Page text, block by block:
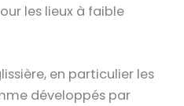
les lieux à faible
en particulier les
développés par